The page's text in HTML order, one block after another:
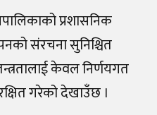
प्रशासनिक
संरचना सुनिश्चित
केवल निर्णयगत
गरेको देखाउँछ ।